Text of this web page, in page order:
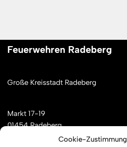
Cookie-Zustimmung
Feuerwehren Radeberg
Große Kreisstadt Radeberg
Markt 17-19
01454 Radeberg